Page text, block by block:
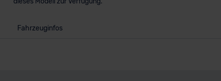
Fahrzeuginfos